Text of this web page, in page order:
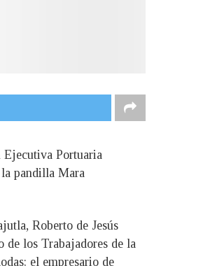
Ejecutiva Portuaria
pandilla Mara
Roberto de Jesús
de los Trabajadores de la
el empresario de